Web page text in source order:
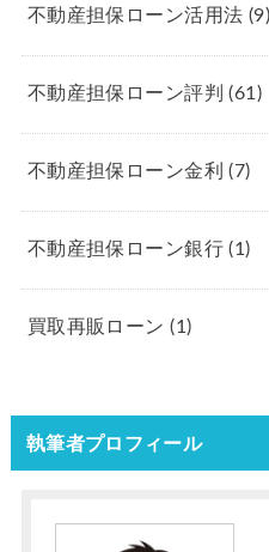
不動産担保ローン活用法 (9)
不動産担保ローン評判(61)
不動産担保ローン金利(7)
不動産担保ローン銀行(1)
買取再販ローン(1)
執筆者プロフィール